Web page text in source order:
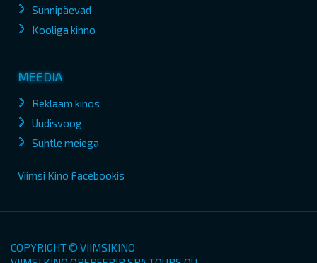
Sünnipäevad
Kooliga kinno
MEEDIA
Reklaam kinos
Uudisvoog
Suhtle meiega
Viimsi Kino Facebookis
COPYRIGHT © VIIMSIKINO